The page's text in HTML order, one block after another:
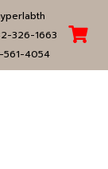
326-1663
4054